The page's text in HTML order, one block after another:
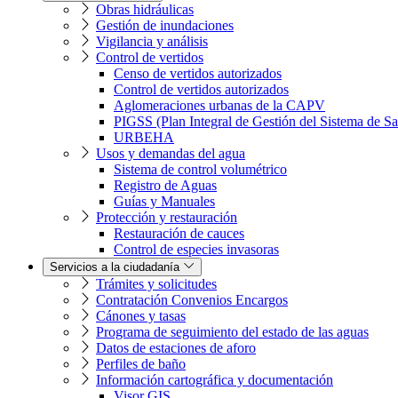
Obras hidráulicas
Gestión de inundaciones
Vigilancia y análisis
Control de vertidos
Censo de vertidos autorizados
Control de vertidos autorizados
Aglomeraciones urbanas de la CAPV
PIGSS (Plan Integral de Gestión del Sistema de
URBEHA
Usos y demandas del agua
Sistema de control volumétrico
Registro de Aguas
Guías y Manuales
Protección y restauración
Restauración de cauces
Control de especies invasoras
Servicios a la ciudadanía
Trámites y solicitudes
Contratación Convenios Encargos
Cánones y tasas
Programa de seguimiento del estado de las aguas
Datos de estaciones de aforo
Perfiles de baño
Información cartográfica y documentación